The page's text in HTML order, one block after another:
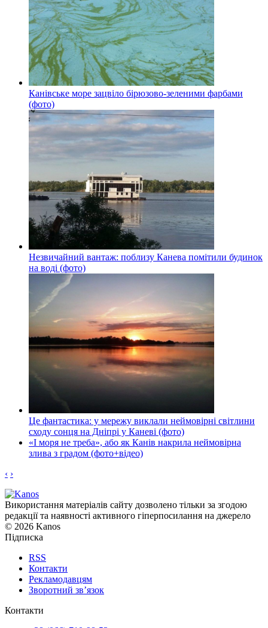
Канівське море зацвіло бірюзово-зеленими фарбами
(фото)
Незвичайний вантаж: поблизу Канева помітили будинок
на воді (фото)
Це фантастика: у мережу виклали неймовірні світлини
сходу сонця на Дніпрі у Каневі (фото)
«І моря не треба», або як Канів накрила неймовірна
злива з градом (фото+відео)
‹ ›
Використання матеріалів сайту дозволено тільки за згодою
редакції та наявності активного гіперпосилання на джерело
© 2026 Kanos
Підписка
RSS
Контакти
Рекламодавцям
Зворотний зв’язок
Контакти